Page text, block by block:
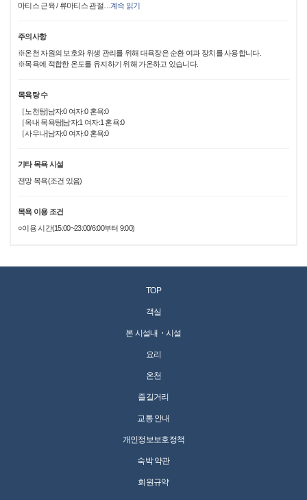
마티스 근육 / 류마티스 관절
계속 읽기
주의사항
※온천 자원의 보호와 위생 관리를 위해 대욕장은 순환 여과 장치를 사용합니다.
※목욕에 적합한 온도를 유지하기 위해 가온하고 있습니다.
목욕탕 수
［노천탕]남자:0 여자:0 혼욕:0
［옥내 목욕탕]남자:1 여자:1 혼욕:0
［사우나]남자:0 여자:0 혼욕:0
기타 목욕 시설
전망 목욕(조건 있음)
목욕 이용 조건
○이용 시간(15:00~23:00/6:00부터 9:00)
TOP
객실
본 시설내・시설
요리
온천
즐길거리
교통 안내
개인정보보호정책
숙박 약관
회원규약